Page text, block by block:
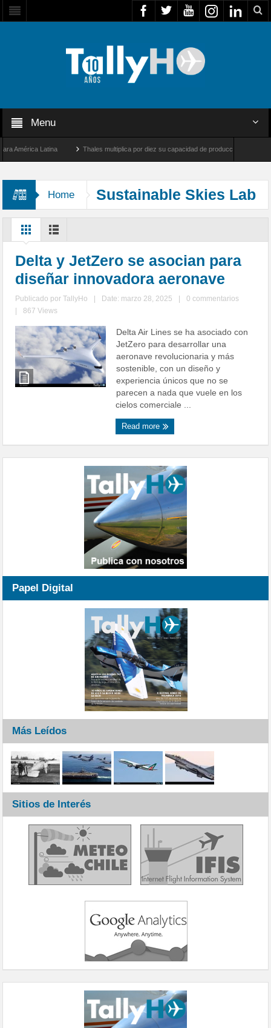
Menu
Latina Thales multiplica por diez su capacidad de producción de radares en
Home Sustainable Skies Lab
Delta y JetZero se asocian para
diseñar innovadora aeronave
Publicado porTallyHo Date: marzo 28, 2025
0 commentarios
867 Views
Delta Air Lines se ha asociado con
JetZero para desarrollar una
aeronave revolucionaria y más
sostenible, con un diseño y
experiencia únicos que no se
parecen a nada que vuele en los
cielos comerciale ...
Read more
Papel Digital
Más Leídos
Sitios de Interés